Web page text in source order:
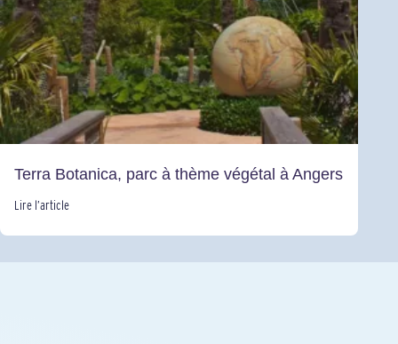
Terra Botanica, parc à thème végétal à Angers
Lire l’article